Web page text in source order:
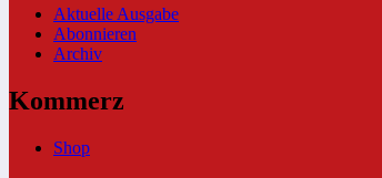
Aktuelle Ausgabe
Abonnieren
Archiv
Kommerz
Shop